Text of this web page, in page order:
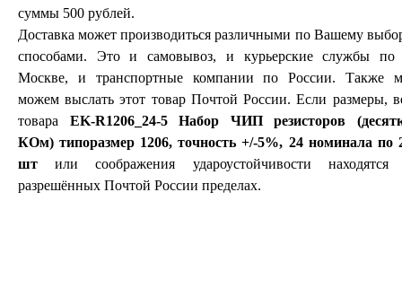
суммы 500 рублей.
Доставка может производиться различными по Вашему
способами. Это и самовывоз, и курьерские службы по
Москве, и транспортные компании по России. Также
можем выслать этот товар Почтой России. Если размеры,
товара EK-R1206_24-5 Набор ЧИП резисторов
КОм) типоразмер 1206, точность +/-5%, 24 номинала по
шт или соображения удароустойчивости
разрешённых Почтой России пределах.